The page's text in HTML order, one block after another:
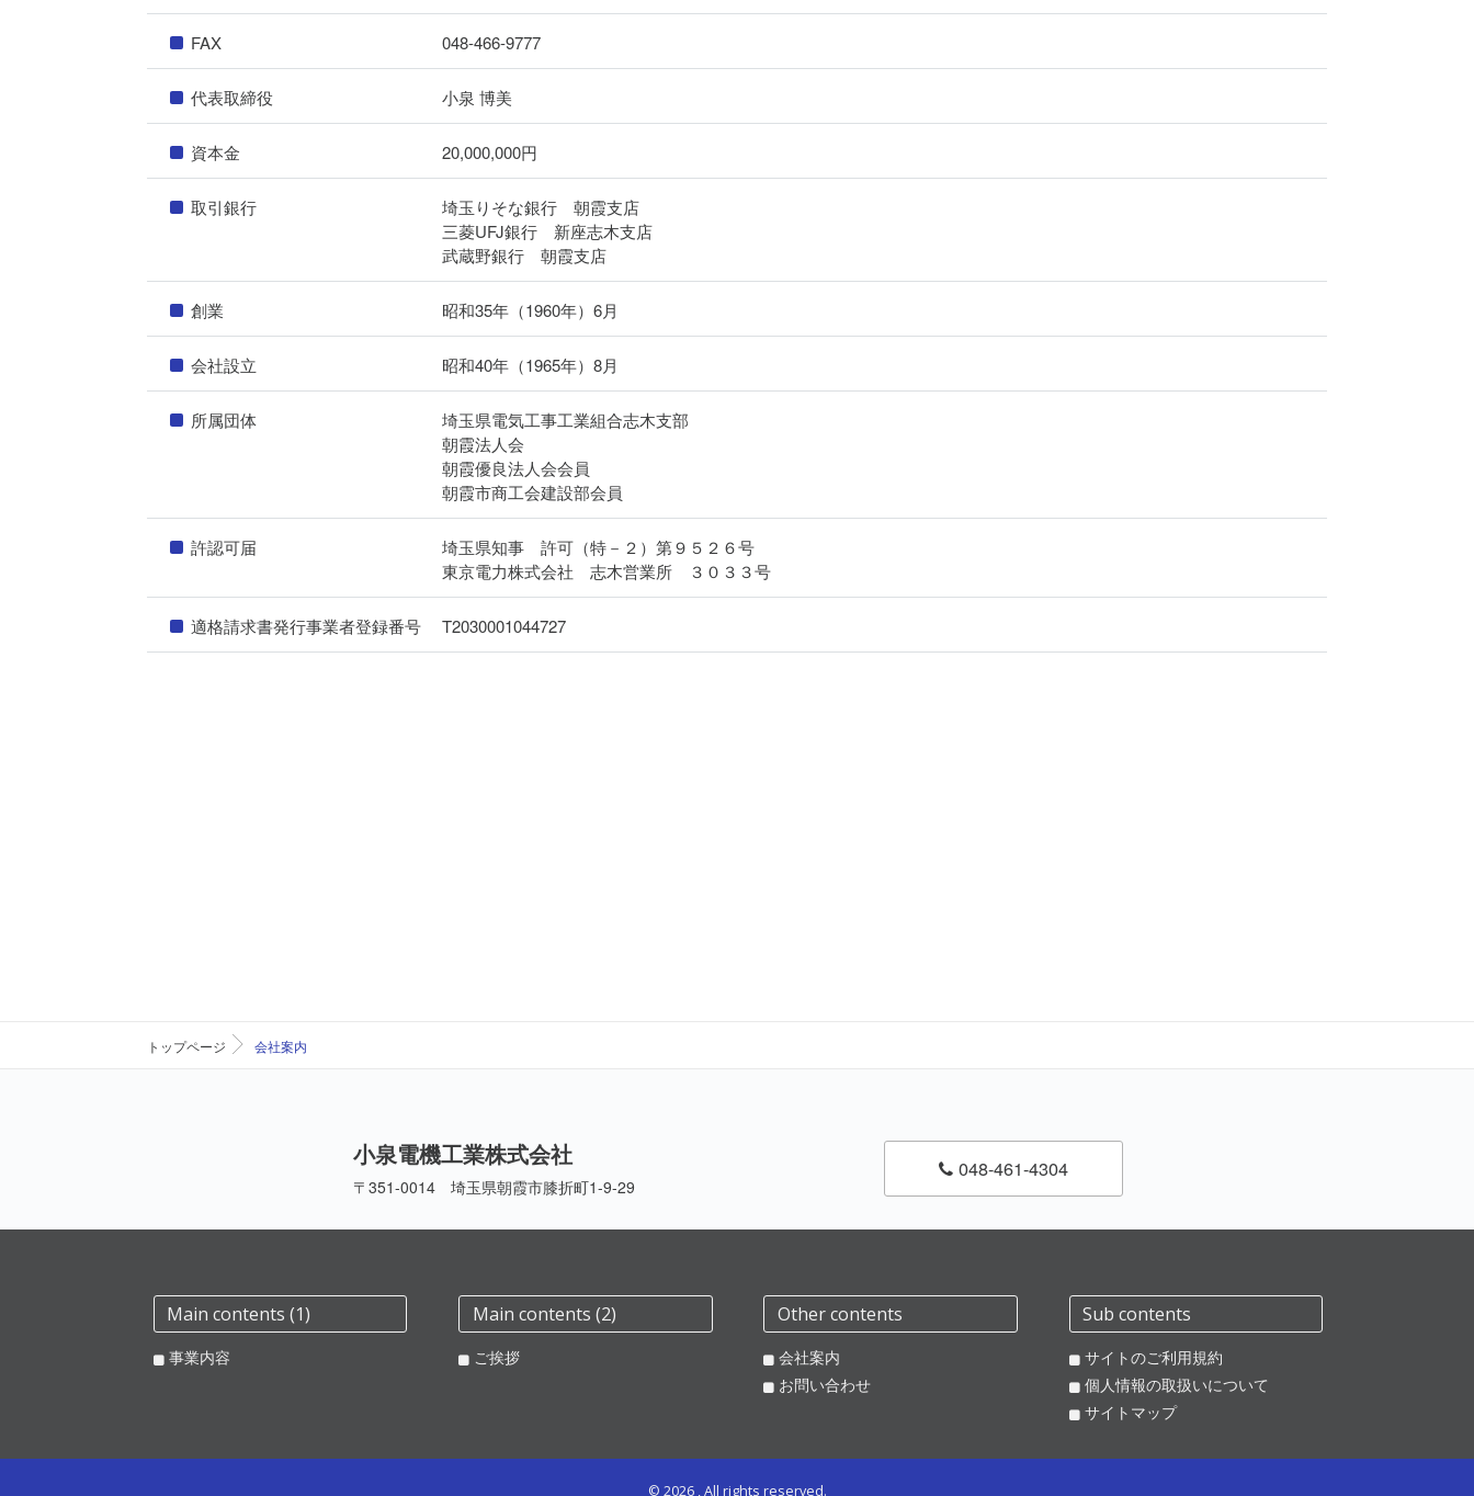
FAX 048-466-9777
代表取締役 小泉 博美
資本金 20,000,000円
取引銀行
埼玉りそな銀行 朝霞支店
三菱UFJ銀行 新座志木支店
武蔵野銀行 朝霞支店
創業 昭和35年（1960年）6月
会社設立 昭和40年（1965年）8月
所属団体
埼玉県電気工事工業組合志木支部
朝霞法人会
朝霞優良法人会会員
朝霞市商工会建設部会員
許認可届
埼玉県知事 許可（特－２）第９５２６号
東京電力株式会社 志木営業所 ３０３３号
適格請求書発行事業者登録番号 T2030001044727
トップページ 会社案内
小泉電機工業株式会社
〒351-0014 埼玉県朝霞市膝折町1-9-29
048-461-4304
Main contents (1)
事業内容
Main contents (2)
ご挨拶
Other contents
会社案内
お問い合わせ
Sub contents
サイトのご利用規約
個人情報の取扱いについて
サイトマップ
© 2026 , All rights reserved.